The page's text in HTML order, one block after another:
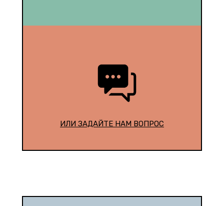
ИЛИ ЗАДАЙТЕ НАМ ВОПРОС